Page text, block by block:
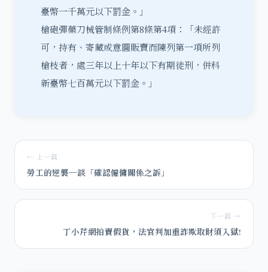
臺幣一千萬元以下罰金。」
槍砲彈藥刀械管制條例第8條第4項：「未經許
可，持有、寄藏或意圖販賣而陳列第一項所列
槍枝者，處三年以上十年以下有期徒刑，併科
新臺幣七百萬元以下罰金。」
← 上一篇
勞工的逆襲─談「確認僱傭關係之訴」
下一篇 →
丁小芹網拍賣假貨，法官判加重詐欺取財須入獄!